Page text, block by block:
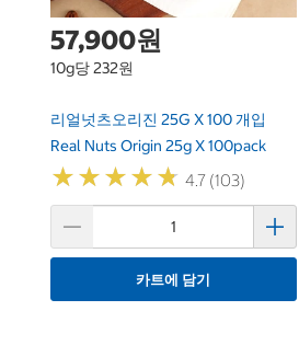
57,900원
10g당 232원
리얼넛츠오리진 25G X 100 개입
Real Nuts Origin 25g X 100pack
★★★★★
★★★★★ 4.7 (103)
카트에 담기